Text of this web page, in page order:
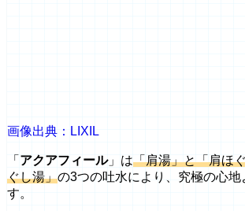
画像出典：LIXIL
「 アクアフィール」は「肩湯」と「肩ほ
ぐし湯」の3つの吐水により、究極の心地
す。